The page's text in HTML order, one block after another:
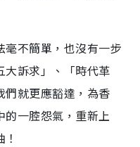
毫不簡單，也沒有一步
大訴求」、「時代革
們就更應豁達，為香
一腔怨氣，重新上